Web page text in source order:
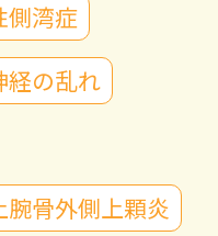
側湾症
経の乱れ
腕骨外側上顆炎